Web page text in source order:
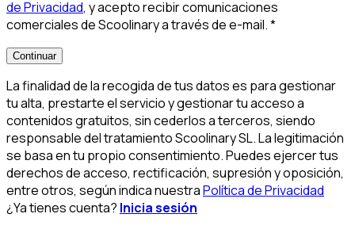
de Privacidad, y acepto recibir comunicaciones
comerciales de Scoolinary a través de e-mail.*
Continuar
La finalidad de la recogida de tus datos es para gestionar
tu alta, prestarte el servicio y gestionar tu acceso a
contenidos gratuitos, sin cederlos a terceros, siendo
responsable del tratamiento Scoolinary SL. La legitimación
se basa en tu propio consentimiento. Puedes ejercer tus
derechos de acceso, rectificación, supresión y oposición,
entre otros, según indica nuestraPolítica de Privacidad
¿Ya tienes cuenta? Inicia sesión